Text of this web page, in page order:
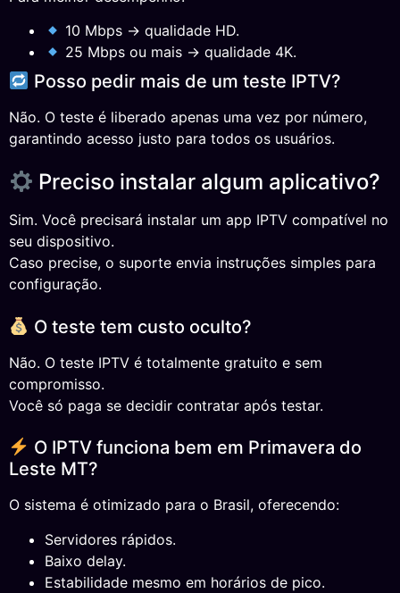
10 Mbps → qualidade HD.
25 Mbps ou mais → qualidade 4K.
Posso pedir mais de um teste IPTV?
Não. O teste é liberado apenas uma vez por número,
garantindo acesso justo para todos os usuários.
Preciso instalar algum aplicativo?
Sim. Você precisará instalar um app IPTV compatível no
seu dispositivo.
Caso precise, o suporte envia instruções simples para
configuração.
O teste tem custo oculto?
Não. O teste IPTV é totalmente gratuito e sem
compromisso.
Você só paga se decidir contratar após testar.
O IPTV funciona bem em Primavera do
Leste MT?
O sistema é otimizado para o Brasil, oferecendo:
Servidores rápidos.
Baixo delay.
Estabilidade mesmo em horários de pico.